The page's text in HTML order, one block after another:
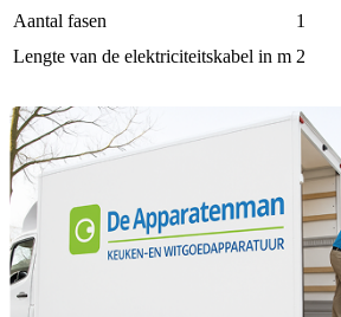
Aantal fasen
1
Lengte van de elektriciteitskabel in m 2